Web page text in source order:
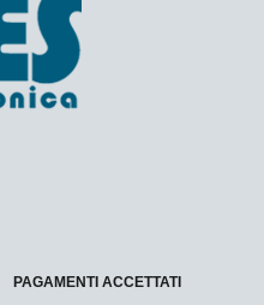
PAGAMENTI ACCETTATI